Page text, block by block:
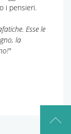
i pensieri.
Esse le
la